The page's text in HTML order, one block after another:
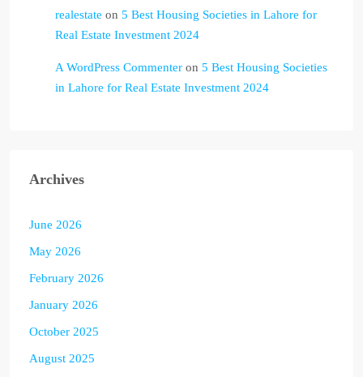
realestate on 5 Best Housing Societies in Lahore for
Real Estate Investment 2024
A WordPress Commenter on 5 Best Housing Societies
in Lahore for Real Estate Investment 2024
Archives
June 2026
May 2026
February 2026
January 2026
October 2025
August 2025